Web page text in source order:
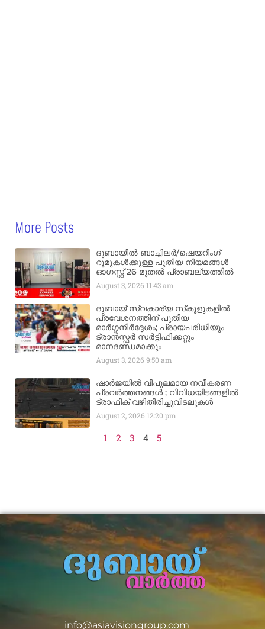
More Posts
ദുബായിൽ ബാച്ചിലർ/ഷെയറിംഗ്
റൂമുകൾക്കുള്ള പുതിയ നിയമങ്ങൾ
ഓഗസ്റ്റ് 26 മുതൽ പ്രാബല്യത്തിൽ
August 3, 2026 11:43 am
ദുബായ് സ്വകാര്യ സ്‌കൂളുകളിൽ
പ്രവേശനത്തിന് പുതിയ
മാർഗ്ഗനിർദ്ദേശം; പ്രായപരിധിയും
ട്രാൻസ്ഫർ സർട്ടിഫിക്കറ്റും
മാനദണ്ഡമാക്കും
August 3, 20269:50 am
ഷാർജയിൽ വിപുലമായ നവീകരണ
പ്രവർത്തനങ്ങൾ ; വിവിധയിടങ്ങളിൽ
ട്രാഫിക് വഴിതിരിച്ചുവിടലുകൾ
August 2, 2026 12:20 pm
1 2 3 4 5
info@asiavisiongroup.com